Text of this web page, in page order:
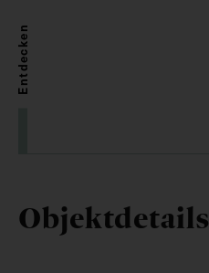
Entdecken
Objektdetails